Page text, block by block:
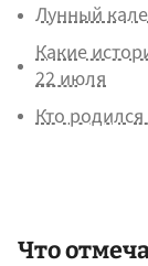
Лунный
Какие
22 июля
Кто
Что